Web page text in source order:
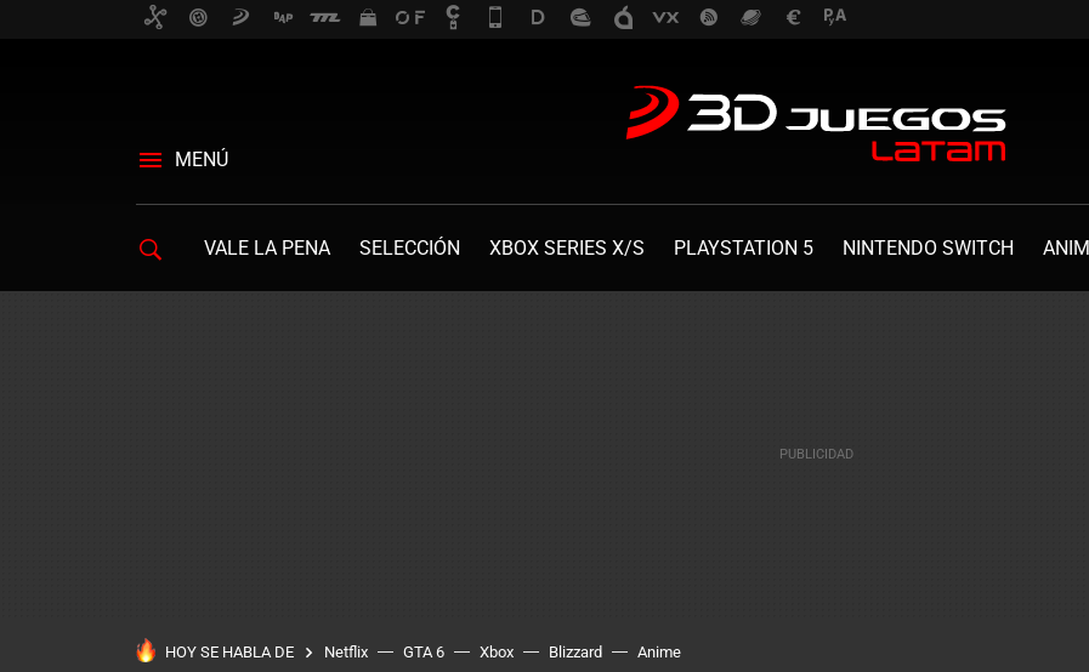
MENÚ
VALE LA PENA SELECCIÓN XBOX SERIES X/S PLAYSTATION 5 NINTENDO SWITCH
HOY SE HABLA DE Netflix GTA 6 Xbox Blizzard Anime